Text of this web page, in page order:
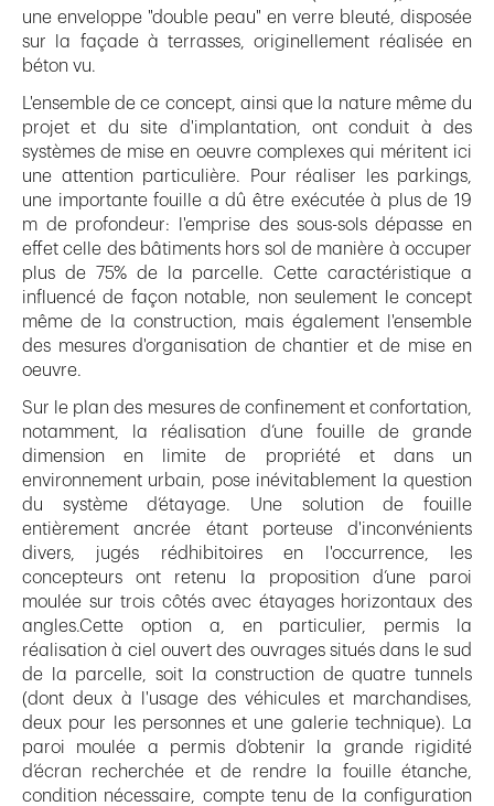
une enveloppe "double peau" en verre bleuté, disposée
sur la façade à terrasses, originellement réalisée en
béton vu.
L'ensemble de ce concept, ainsi que la nature même du
projet et du site d'implantation, ont conduit à des
systèmes de mise en oeuvre complexes qui méritent ici
une attention particulière. Pour réaliser les parkings,
une importante fouille a dû être exécutée à plus de 19
m de profondeur: l'emprise des sous-sols dépasse en
effet celle des bâtiments hors sol de manière à occuper
plus de 75% de la parcelle. Cette caractéristique a
influencé de façon notable, non seulement le concept
même de la construction, mais également l'ensemble
des mesures d'organisation de chantier et de mise en
oeuvre.
Sur le plan des mesures de confinement et confortation,
notamment, la réalisation d’une fouille de grande
dimension en limite de propriété et dans un
environnement urbain, pose inévitablement la question
du système d’étayage. Une solution de fouille
entièrement ancrée étant porteuse d'inconvénients
divers, jugés rédhibitoires en l'occurrence, les
concepteurs ont retenu la proposition d’une paroi
moulée sur trois côtés avec étayages horizontaux des
angles.Cette option a, en particulier, permis la
réalisation à ciel ouvert des ouvrages situés dans le sud
de la parcelle, soit la construction de quatre tunnels
(dont deux à l'usage des véhicules et marchandises,
deux pour les personnes et une galerie technique). La
paroi moulée a permis d’obtenir la grande rigidité
d’écran recherchée et de rendre la fouille étanche,
condition nécessaire, compte tenu de la configuration